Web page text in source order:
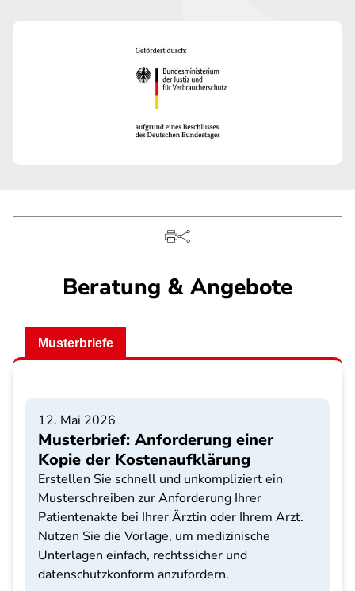
Beratung & Angebote
Musterbriefe
12. Mai 2026
Musterbrief: Anforderung einer
Kopie der Kostenaufklärung
Erstellen Sie schnell und unkompliziert ein
Musterschreiben zur Anforderung Ihrer
Patientenakte bei Ihrer Ärztin oder Ihrem Arzt.
Nutzen Sie die Vorlage, um medizinische
Unterlagen einfach, rechtssicher und
datenschutzkonform anzufordern.